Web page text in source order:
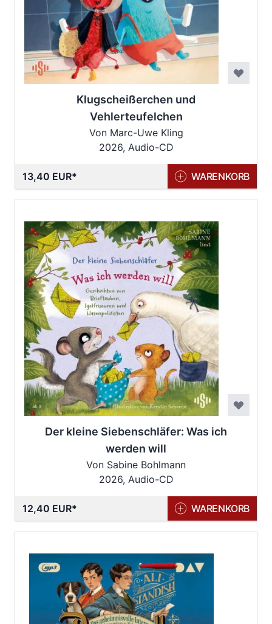
Klugscheißerchen und
Vehlerteufelchen
Von Marc-Uwe Kling
2026, Audio-CD
13,40 EUR WARENKORB
Der kleine Siebenschläfer: Was ich
werden will
Von Sabine Bohlmann
2026, Audio-CD
12,40 EUR WARENKORB